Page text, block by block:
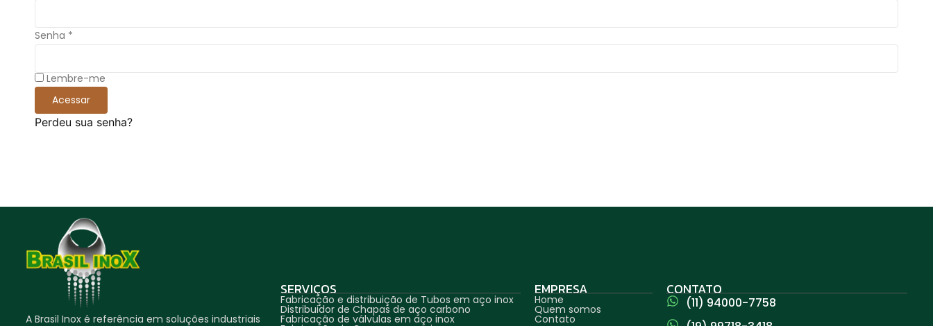
Senha *
Lembre-me
Acessar
Perdeu sua senha?
A Brasil Inox é referência em soluções industriais
SERVIÇOS
Fabricação e distribuição de Tubos em aço inox
Distribuidor de Chapas de aço carbono
Fabricação de válvulas em aço inox
EMPRESA
Home
Quem somos
Contato
CONTATO
(11) 94000-7758